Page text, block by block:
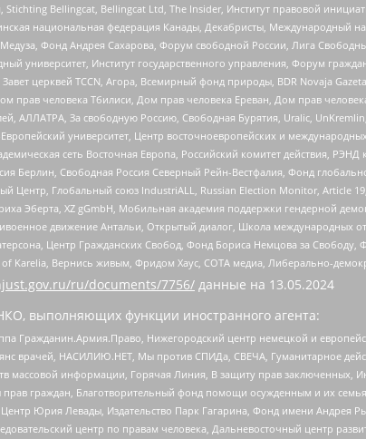
Bellingcat, Bellingcat Ltd, The Insider, Институт правовой
национальная федерация Канады, Декабристы, Международный
Фонд Андрея Сахарова, Форум свободной России, Лига
университет, Институт государственного управления, Форум
церквей TCCN, Агора, Всемирный фонд природы, BDR Novaja
прав человека Тбилиси, Дом прав человека Ереван, Дом прав
АЛЛАТРА, За свободную Россию, Свободная Бурятия, Uralic,
университет, Центр восточноевропейских и
сеть Восточная Европа, Российский комитет действия,
Берлин, Свободная Россия Северный Рейн-Вестфалия, Фонд
Центр, Глобальный союз IndustriALL, Russian Election Monitor, Article
Эберта, XZ gGmbH, Мобильная академия поддержки гендерной
движение Антальи, Открытый диалог, Школа международных
Центр Гражданских Свобод, Фонд Бориса Немцова за Свободу,
Karelia, Вернись живым, Фридом Хаус, СОТА медиа, Либерально-
ru/documents/7756/ данные на 13.05.2024
выполняющих функции иностранного агента:
Гражданин.Армия.Право, Нижегородский центр немецкой и
врачей, НАСИЛИЮ.НЕТ, Мы против СПИДа, СВЕЧА, Гуманитарное
массовой информации, Горячая Линия, В защиту прав
граждан, Благотворительный фонд помощи осужденным и их
Юрия Левады, Издательство Парк Гагарина, Фонд имени Андрея
центр по правам человека, Дальневосточный центр